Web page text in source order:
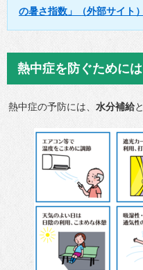
の暑さ指数」（外部サイト）
熱中症を防ぐためには
熱中症の予防には、 水分補給と